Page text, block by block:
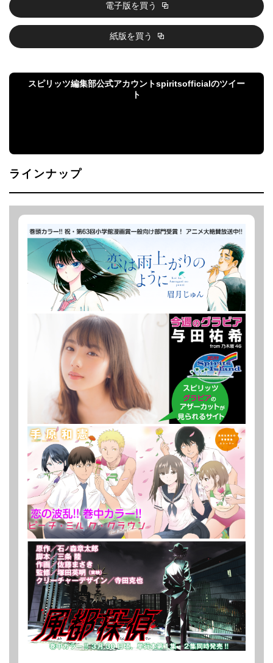
電子版を買う
紙版を買う
スピリッツ編集部公式アカウントspiritsofficialのツイー
ト
ラインナップ